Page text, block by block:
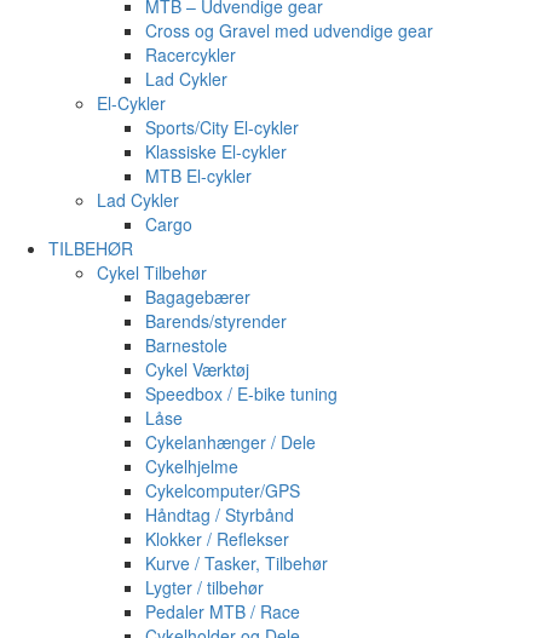
MTB – Udvendige gear
Cross og Gravel med udvendige gear
Racercykler
Lad Cykler
El-Cykler
Sports/City El-cykler
Klassiske El-cykler
MTB El-cykler
Lad Cykler
Cargo
TILBEHØR
Cykel Tilbehør
Bagagebærer
Barends/styrender
Barnestole
Cykel Værktøj
Speedbox / E-bike tuning
Låse
Cykelanhænger / Dele
Cykelhjelme
Cykelcomputer/GPS
Håndtag / Styrbånd
Klokker / Reflekser
Kurve / Tasker, Tilbehør
Lygter / tilbehør
Pedaler MTB / Race